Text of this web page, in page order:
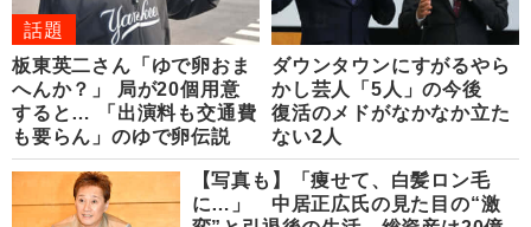
話題
板東英二さん「ゆで卵おま
へんか？」 局が20個用意
すると… 「出演料も交通費
も要らん」のゆで卵伝説
ダウンタウンにすがるやら
かし芸人「5人」の今後
復活のメドがなかなか立た
ない2人
【写真も】「痩せて、白髪ロン毛
に…」 中居正広氏の見た目の“激